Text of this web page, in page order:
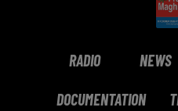
RADIO NEWS
DOCUMENTATION